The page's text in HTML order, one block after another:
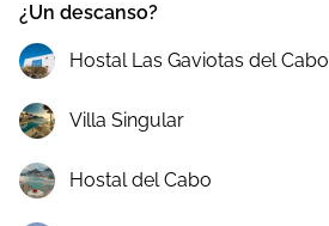
¿Un descanso?
Hostal Las Gaviotas del Cabo
Villa Singular
Hostal del Cabo